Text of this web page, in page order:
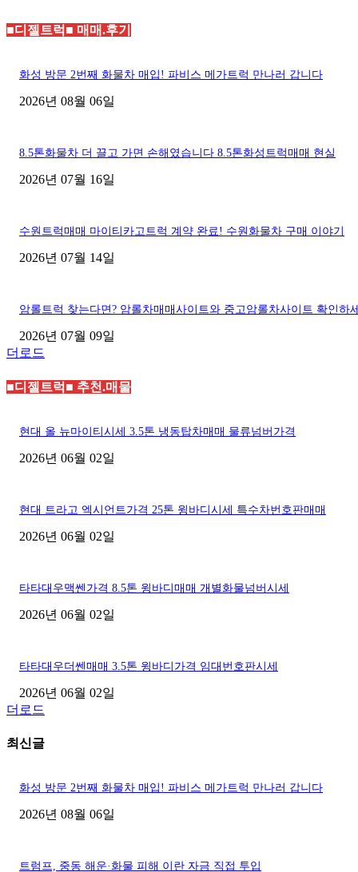
■디젤트럭■ 매매.후기
화성 방문 2번째 화물차 매입! 파비스 메가트럭 만나러 갑니다
2026년 08월 06일
8.5톤화물차 더 끌고 가면 손해였습니다 8.5톤화성트럭매매 현실
2026년 07월 16일
수원트럭매매 마이티카고트럭 계약 완료! 수원화물차 구매 이야기
2026년 07월 14일
암롤트럭 찾는다면? 암롤차매매사이트와 중고암롤차사이트 확인하
2026년 07월 09일
더로드
■디젤트럭■ 추천.매물
현대 올 뉴마이티시세 3.5톤 냉동탑차매매 물류넘버가격
2026년 06월 02일
현대 트라고 엑시언트가격 25톤 윙바디시세 특수차번호판매매
2026년 06월 02일
타타대우맥쎈가격 8.5톤 윙바디매매 개별화물넘버시세
2026년 06월 02일
타타대우더쎈매매 3.5톤 윙바디가격 임대번호판시세
2026년 06월 02일
더로드
최신글
화성 방문 2번째 화물차 매입! 파비스 메가트럭 만나러 갑니다
2026년 08월 06일
트럼프, 중동 해운·화물 피해 이란 자금 직접 투입